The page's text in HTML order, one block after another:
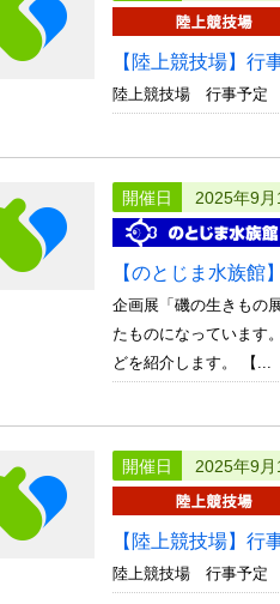
【陸上競技場】
陸上競技場 行事予定
開催日 2025年9月
【のとじま水族館
企画展「磯の生きもの
たものになっています
どを紹介します。 【...
開催日 2025年9月
【陸上競技場】
陸上競技場 行事予定